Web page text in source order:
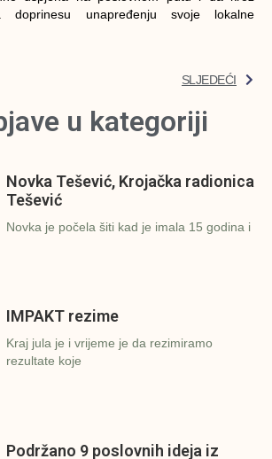
doprinesu unapređenju svoje lokalne
SLJEDEĆI
u kategoriji
Novka Tešević, Krojačka radionica
Tešević
Novka je počela šiti kad je imala 15 godina i
IMPAKT rezime
Kraj jula je i vrijeme je da rezimiramo
rezultate koje
Podržano 9 poslovnih ideja iz